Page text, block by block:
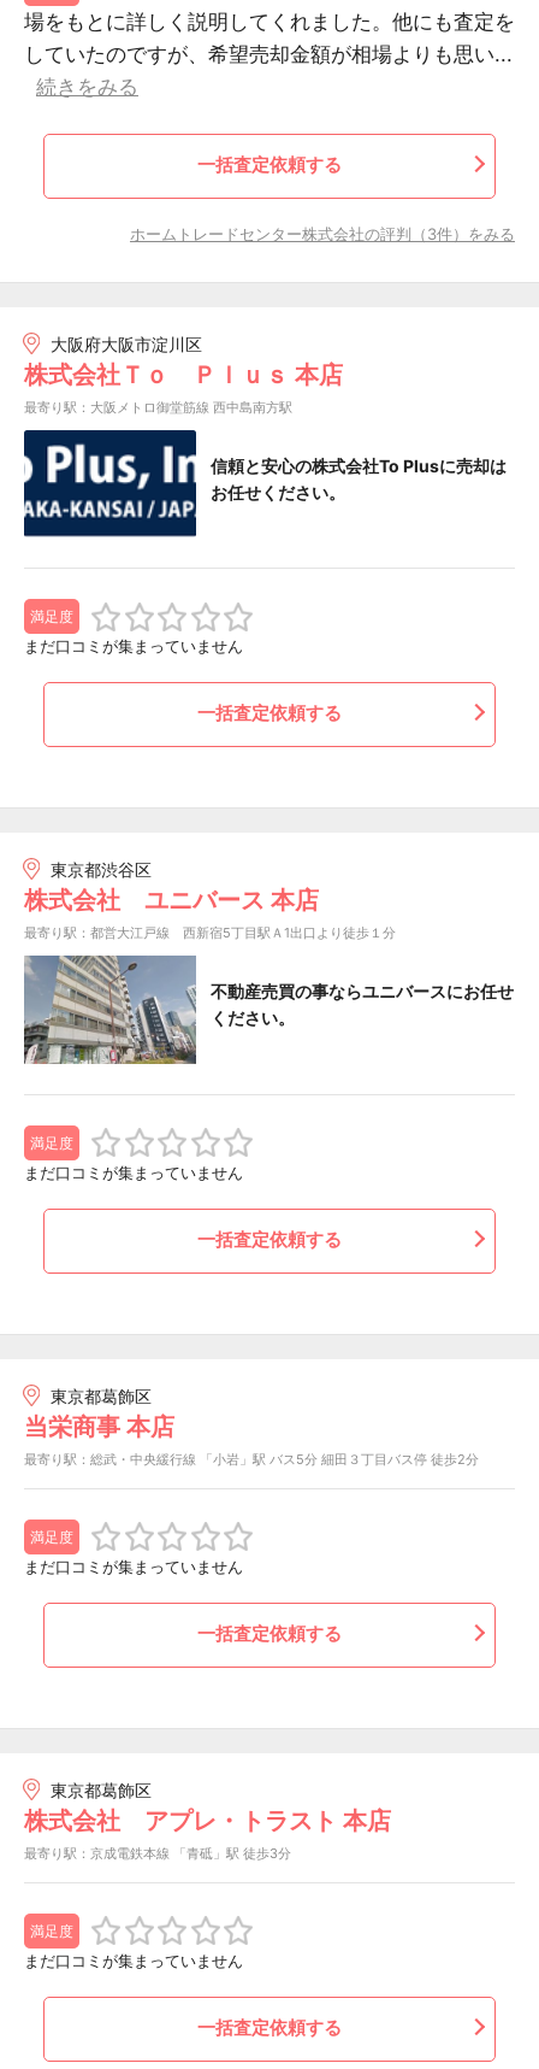
場をもとに詳しく説明してくれました。他にも査定を
していたのですが、希望売却金額が相場よりも思い...
続きをみる
一括査定依頼する
ホームトレードセンター株式会社の評判（3件）をみる
大阪府大阪市淀川区
株式会社Ｔｏ Ｐｌｕｓ 本店
最寄り駅：大阪メトロ御堂筋線 西中島南方駅
信頼と安心の株式会社To Plusに売却は
お任せください。
満足度
まだ口コミが集まっていません
一括査定依頼する
東京都渋谷区
株式会社 ユニバース 本店
最寄り駅：都営大江戸線 西新宿5丁目駅Ａ1出口より徒歩１分
不動産売買の事ならユニバースにお任せ
ください。
満足度
まだ口コミが集まっていません
一括査定依頼する
東京都葛飾区
当栄商事 本店
最寄り駅：総武・中央緩行線 「小岩」駅 バス5分 細田３丁目バス停 徒歩2分
満足度
まだ口コミが集まっていません
一括査定依頼する
東京都葛飾区
株式会社 アプレ・トラスト 本店
最寄り駅：京成電鉄本線 「青砥」駅 徒歩3分
満足度
まだ口コミが集まっていません
一括査定依頼する